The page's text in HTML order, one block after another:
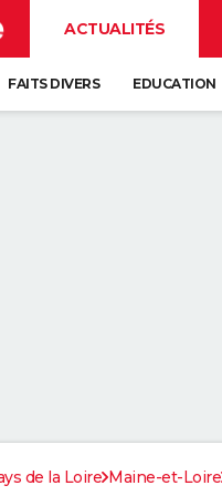
ACTUALITÉS
FAITS DIVERS EDUCATION
de la Loire Maine-et-Loire